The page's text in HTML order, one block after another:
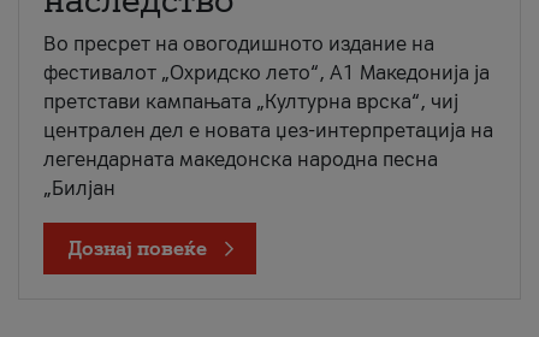
Во пресрет на овогодишното издание на
фестивалот „Охридско лето“, А1 Македонија ја
претстави кампањата „Културна врска“, чиј
централен дел е новата џез-интерпретација на
легендарната македонска народна песна
„Билјан
Дознај повеќе